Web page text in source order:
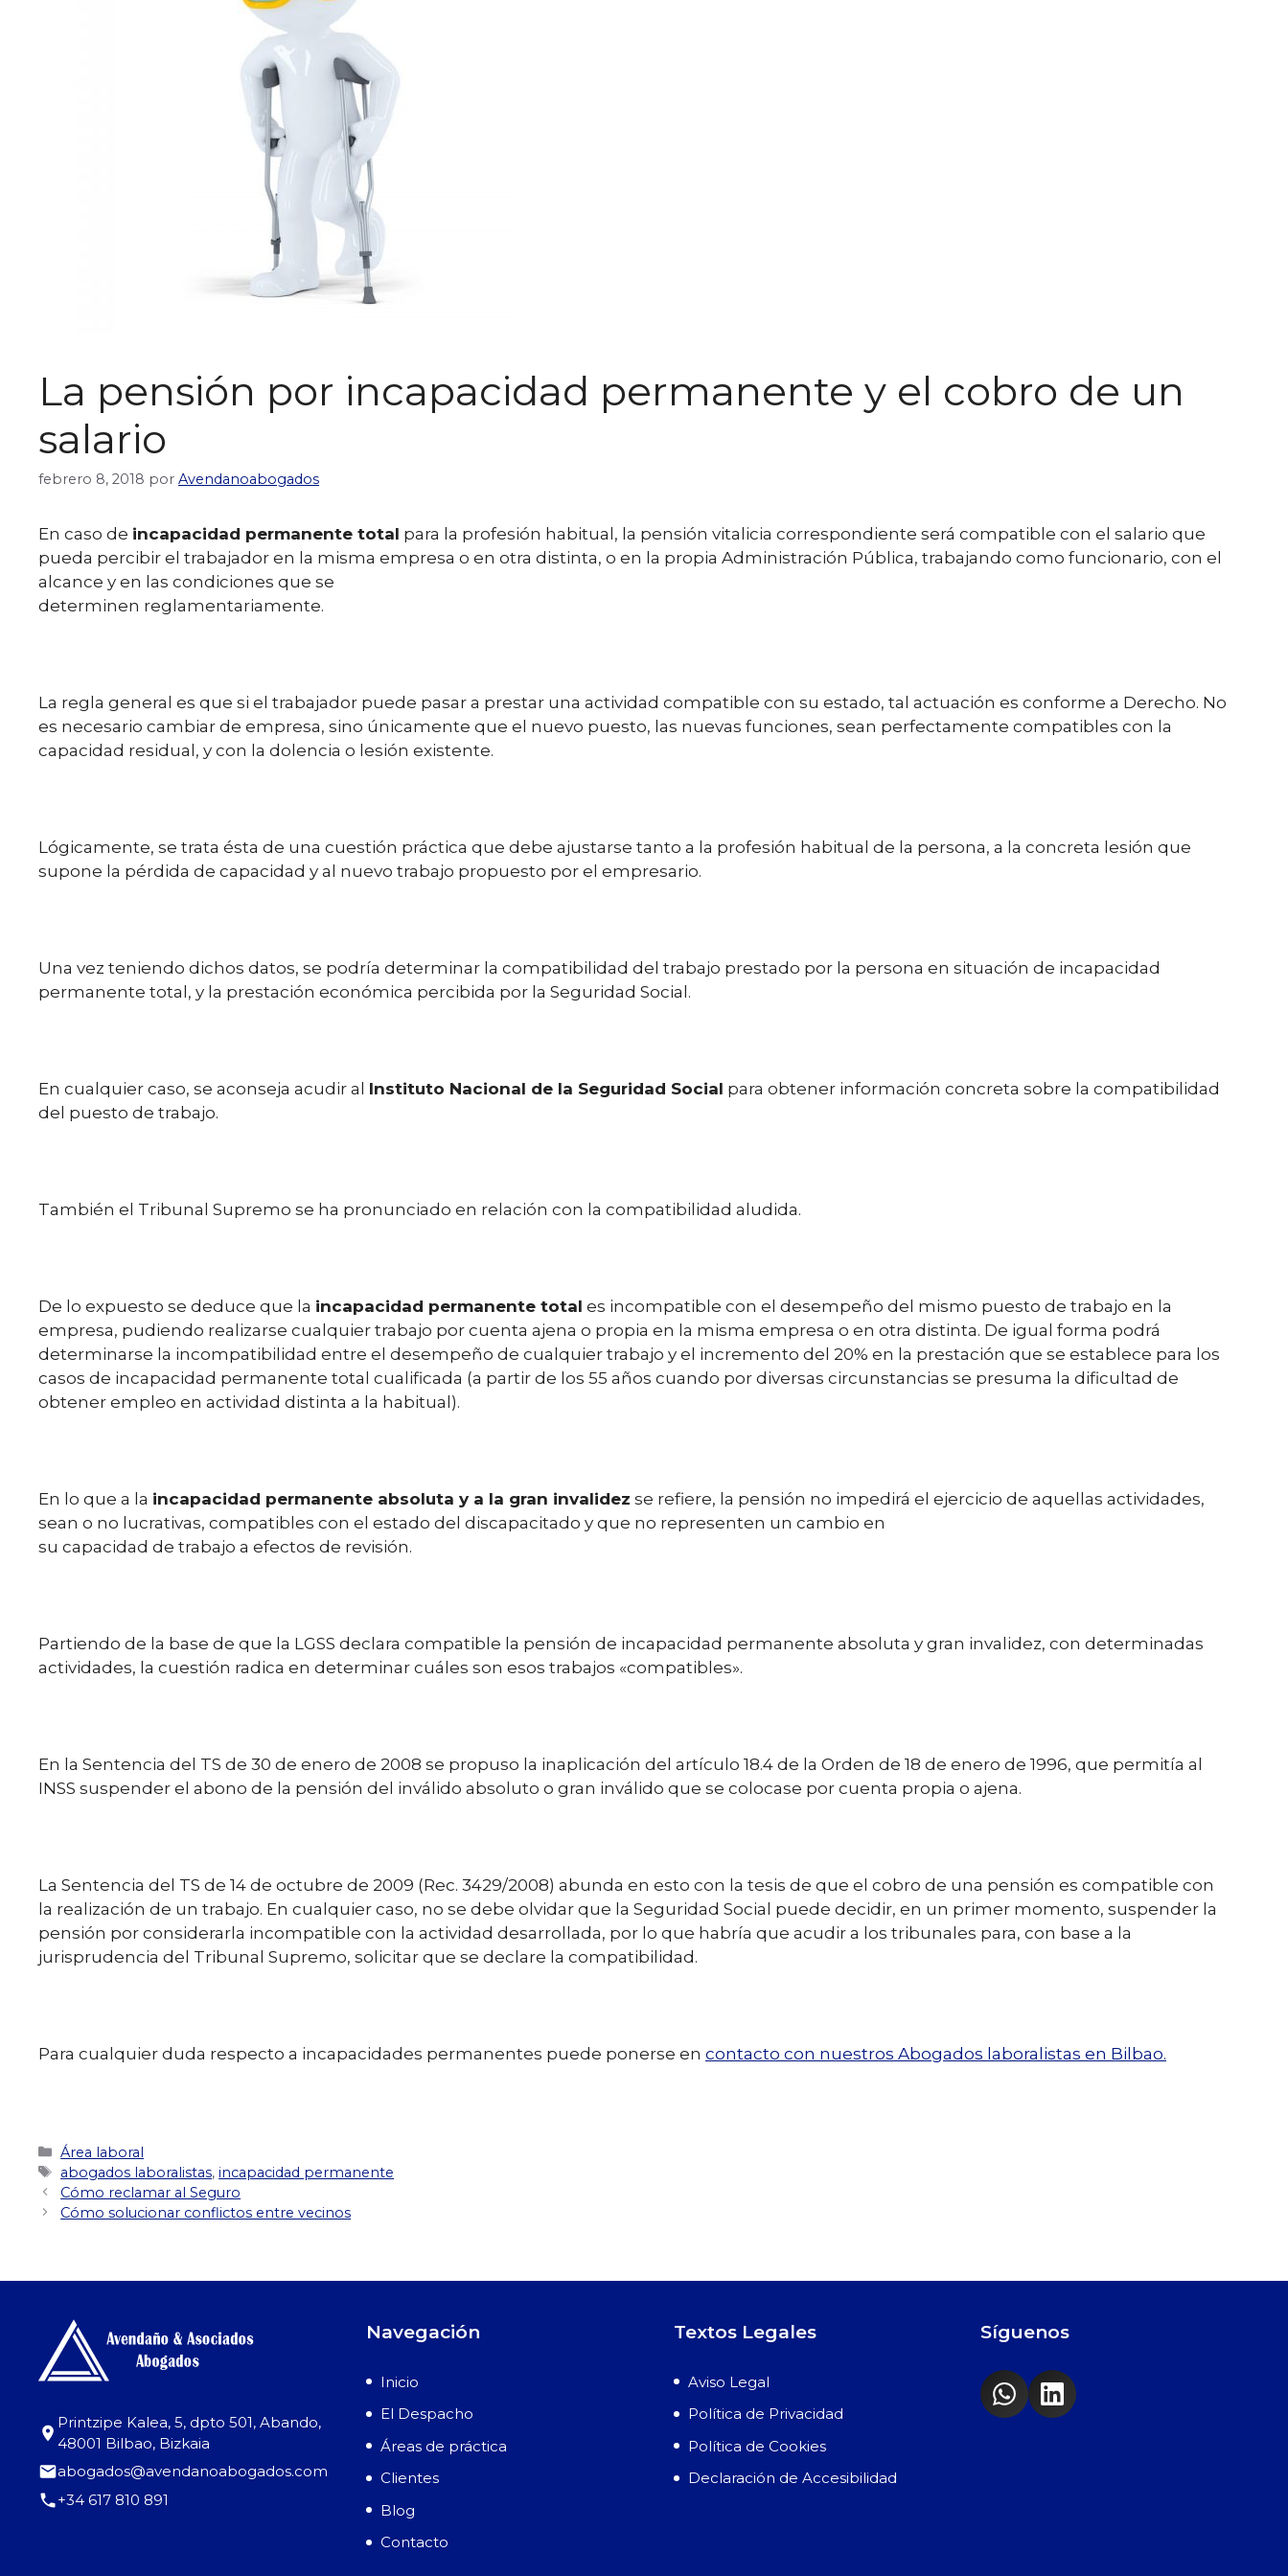
La pensión por incapacidad permanente y el cobro de un
salario
febrero 8, 2018 por Avendanoabogados
En caso de incapacidad permanente total para la profesión habitual, la pensión vitalicia correspondiente será compatible con el salario que
pueda percibir el trabajador en la misma empresa o en otra distinta, o en la propia Administración Pública, trabajando como funcionario, con el
alcance y en las condiciones que se
determinen reglamentariamente.
La regla general es que si el trabajador puede pasar a prestar una actividad compatible con su estado, tal actuación es conforme a Derecho. No
es necesario cambiar de empresa, sino únicamente que el nuevo puesto, las nuevas funciones, sean perfectamente compatibles con la
capacidad residual, y con la dolencia o lesión existente.
Lógicamente, se trata ésta de una cuestión práctica que debe ajustarse tanto a la profesión habitual de la persona, a la concreta lesión que
supone la pérdida de capacidad y al nuevo trabajo propuesto por el empresario.
Una vez teniendo dichos datos, se podría determinar la compatibilidad del trabajo prestado por la persona en situación de incapacidad
permanente total, y la prestación económica percibida por la Seguridad Social.
En cualquier caso, se aconseja acudir al Instituto Nacional de la Seguridad Social para obtener información concreta sobre la compatibilidad
del puesto de trabajo.
También el Tribunal Supremo se ha pronunciado en relación con la compatibilidad aludida.
De lo expuesto se deduce que la incapacidad permanente total es incompatible con el desempeño del mismo puesto de trabajo en la
empresa, pudiendo realizarse cualquier trabajo por cuenta ajena o propia en la misma empresa o en otra distinta. De igual forma podrá
determinarse la incompatibilidad entre el desempeño de cualquier trabajo y el incremento del 20% en la prestación que se establece para los
casos de incapacidad permanente total cualificada (a partir de los 55 años cuando por diversas circunstancias se presuma la dificultad de
obtener empleo en actividad distinta a la habitual).
En lo que a la incapacidad permanente absoluta y a la gran invalidez se refiere, la pensión no impedirá el ejercicio de aquellas actividades,
sean o no lucrativas, compatibles con el estado del discapacitado y que no representen un cambio en
su capacidad de trabajo a efectos de revisión.
Partiendo de la base de que la LGSS declara compatible la pensión de incapacidad permanente absoluta y gran invalidez, con determinadas
actividades, la cuestión radica en determinar cuáles son esos trabajos «compatibles».
En la Sentencia del TS de 30 de enero de 2008 se propuso la inaplicación del artículo 18.4 de la Orden de 18 de enero de 1996, que permitía al
INSS suspender el abono de la pensión del inválido absoluto o gran inválido que se colocase por cuenta propia o ajena.
La Sentencia del TS de 14 de octubre de 2009 (Rec. 3429/2008) abunda en esto con la tesis de que el cobro de una pensión es compatible con
la realización de un trabajo. En cualquier caso, no se debe olvidar que la Seguridad Social puede decidir, en un primer momento, suspender la
pensión por considerarla incompatible con la actividad desarrollada, por lo que habría que acudir a los tribunales para, con base a la
jurisprudencia del Tribunal Supremo, solicitar que se declare la compatibilidad.
Para cualquier duda respecto a incapacidades permanentes puede ponerse en contacto con nuestros Abogados laboralistas en Bilbao.
Categorías
Área laboral
Etiquetas
abogados laboralistas,incapacidad permanente
Cómo reclamar al Seguro
Cómo solucionar conflictos entre vecinos
Printzipe Kalea, 5, dpto 501, Abando,
48001 Bilbao, Bizkaia
abogados@avendanoabogados.com
+34 617 810 891
Navegación
Inicio
El Despacho
Áreas de práctica
Clientes
Blog
Contacto
Textos Legales
Aviso Legal
Política de Privacidad
Política de Cookies
Declaración de Accesibilidad
Síguenos